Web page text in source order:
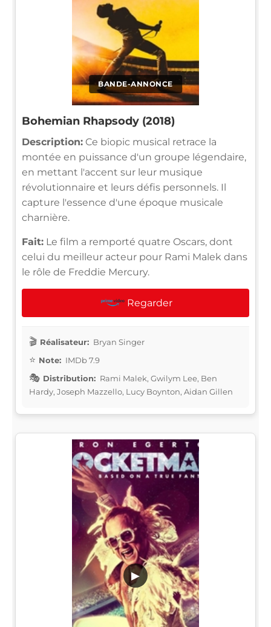
BANDE-ANNONCE
Bohemian Rhapsody (2018)
Description: Ce biopic musical retrace la
montée en puissance d'un groupe légendaire,
en mettant l'accent sur leur musique
révolutionnaire et leurs défis personnels. Il
capture l'essence d'une époque musicale
charnière.
Fait: Le film a remporté quatre Oscars, dont
celui du meilleur acteur pour Rami Malek dans
le rôle de Freddie Mercury.
Regarder
Réalisateur: Bryan Singer
Note: IMDb 7.9
Distribution: Rami Malek, Gwilym Lee, Ben
Hardy, Joseph Mazzello, Lucy Boynton, Aidan Gillen
▶